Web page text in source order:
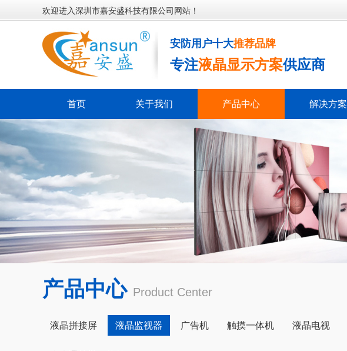
欢迎进入深圳市嘉安盛科技有限公司网站！
安防用户十大推荐品牌
专注液晶显示方案供应商
首页 关于我们 产品中心 解决方案
产品中心 Product Center
液晶拼接屏 液晶监视器 广告机 触摸一体机 液晶电视